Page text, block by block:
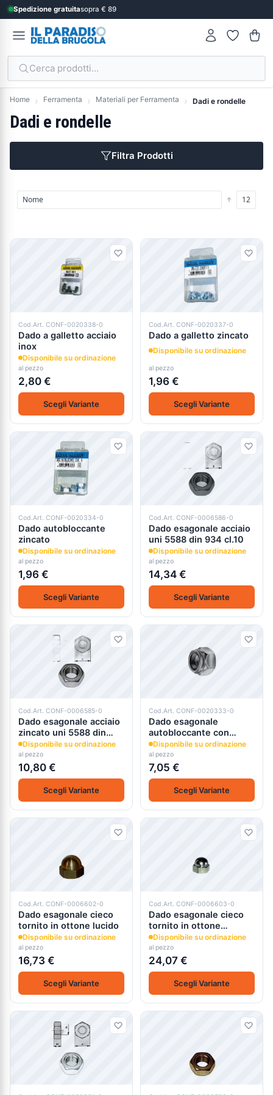
Spedizione gratuitasopra € 89
Cerca prodotti...
Home Ferramenta Materiali per Ferramenta Dadi e rondelle
Dadi e rondelle
Filtra Prodotti
Prodotti
Cod.Art. CONF-0020338-0
Dado a galletto acciaio
inox
Disponibile su ordinazione
al pezzo
2,80 €
Scegli Variante
Cod.Art. CONF-0020337-0
Dado a galletto zincato
Disponibile su ordinazione
al pezzo
1,96 €
Scegli Variante
Cod.Art. CONF-0020334-0
Dado autobloccante
zincato
Disponibile su ordinazione
al pezzo
1,96 €
Scegli Variante
Cod.Art. CONF-0006586-0
Dado esagonale acciaio
uni 5588 din 934 cl.10
Disponibile su ordinazione
al pezzo
14,34 €
Scegli Variante
Cod.Art. CONF-0006585-0
Dado esagonale acciaio
zincato uni 5588 din
934 cl.10
Disponibile su ordinazione
al pezzo
10,80 €
Scegli Variante
Cod.Art. CONF-0020333-0
Dado esagonale
autobloccante con
inserto in nylon
Disponibile su ordinazione
al pezzo
7,05 €
Scegli Variante
Cod.Art. CONF-0006602-0
Dado esagonale cieco
tornito in ottone lucido
Disponibile su ordinazione
al pezzo
16,73 €
Scegli Variante
Cod.Art. CONF-0006603-0
Dado esagonale cieco
tornito in ottone
nichelato
Disponibile su ordinazione
al pezzo
24,07 €
Scegli Variante